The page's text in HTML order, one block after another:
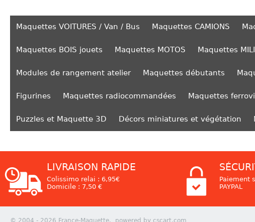
Maquettes VOITURES / Van / Bus Maquettes CAMIONS
Maquettes BOIS jouets Maquettes MOTOS Maquettes
Modules de rangement atelier Maquettes débutants
Figurines Maquettes radiocommandées Maquettes
Puzzles et Maquette 3D Décors miniatures et végétation
LIVRAISON RAPIDE
Colissimo relai : 6,95€
Domicile : 7,50 €
Paiement
PAYPAL
© 2004 - 2026 France-Maquette. powered by cscart.com